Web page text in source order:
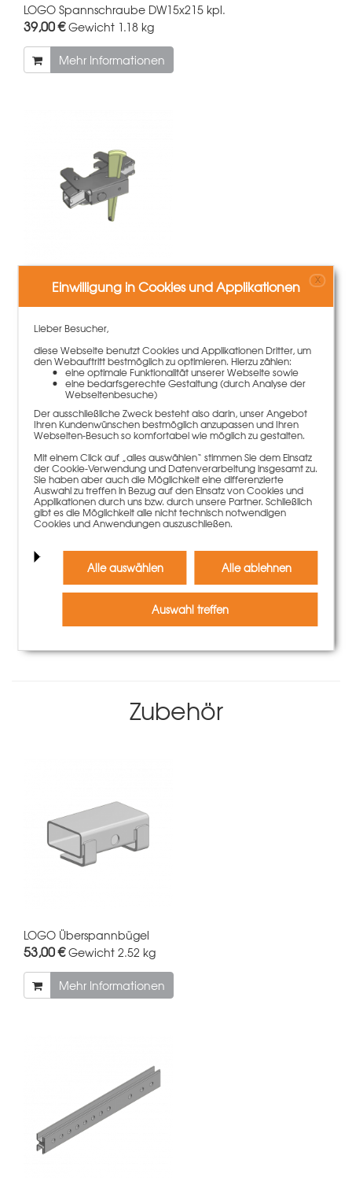
LOGO Spannschraube DW15x215 kpl.
39,00 €Gewicht 1.18 kg
Mehr Informationen
TTK-Multiklammer 0-10cm
97,50 €
Mehr Informationen
Flügelmutter DW15
Mehr Informationen
Zubehör
LOGO Überspannbügel
53,00 €Gewicht 2.52 kg
Mehr Informationen
Einwilligung in Cookies und Applikationen X
Lieber Besucher,
diese Webseite benutzt Cookies und Applikationen Dritter, um
den Webauftritt bestmöglich zu optimieren. Hierzu zählen:
eine optimale Funktionalität unserer Webseite sowie
eine bedarfsgerechte Gestaltung (durch Analyse der
Webseitenbesuche)
Der ausschließliche Zweck besteht also darin, unser Angebot
Ihren Kundenwünschen bestmöglich anzupassen und Ihren
Webseiten-Besuch so komfortabel wie möglich zu gestalten.
Mit einem Click auf „alles auswählen“ stimmen Sie dem Einsatz
der Cookie-Verwendung und Datenverarbeitung insgesamt zu.
Sie haben aber auch die Möglichkeit eine differenzierte
Auswahl zu treffen in Bezug auf den Einsatz von Cookies und
Applikationen durch uns bzw. durch unsere Partner. Schließlich
gibt es die Möglichkeit alle nicht technisch notwendigen
Cookies und Anwendungen auszuschließen.
Alle auswählen Alle ablehnen
Auswahl treffen